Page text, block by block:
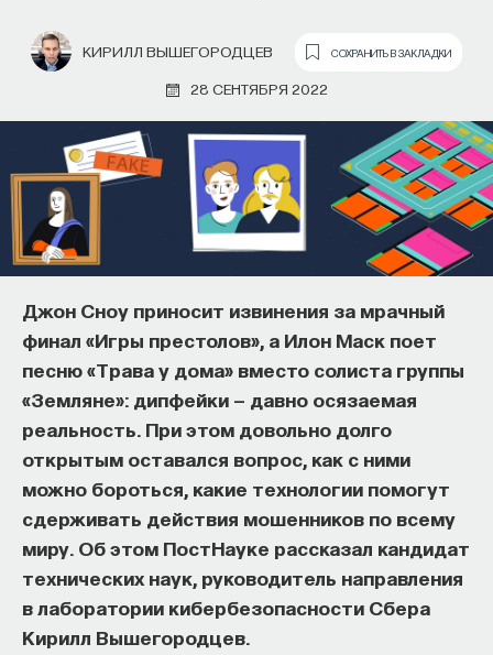
КИРИЛЛ ВЫШЕГОРОДЦЕВ СОХРАНИТЬ В ЗАКЛАДКИ
28 СЕНТЯБРЯ 2022
Джон Сноу приносит извинения за мрачный
финал «Игры престолов», а Илон Маск поет
песню «Трава у дома» вместо солиста группы
«Земляне»: дипфейки — давно осязаемая
реальность. При этом довольно долго
открытым оставался вопрос, как с ними
можно бороться, какие технологии помогут
сдерживать действия мошенников по всему
миру. Об этом ПостНауке рассказал кандидат
технических наук, руководитель направления
в лаборатории кибербезопасности Сбера
Кирилл Вышегородцев.
Почти треть жизни мы тратим на сон,
но как он работает и можно ли его
приручить?
Как устроен самый важный и таинственный
процесс в организме? Какую роль играет
состояние сна для жизни человека? Что
происходит с нами, пока мы спим: какие циклы
мы проходим, какие механизмы задействованы?
Что нужно сделать, чтобы за ночь наши ресурсы
восполнялись и мы просыпались отдохнувшими.
Ответы на эти и другие вопросы можно найти,